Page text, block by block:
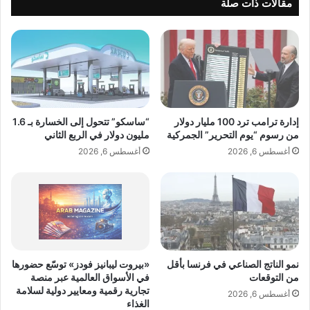
العرض لجهاز MacBook Pro الجديد من Apple.
وتؤكد الإشاعة أيضا التقارير السابقة أن شركة
Apple ستستخدم نفس تقنية العرض الترادفية
OLED في جهاز MacBook Pro كما تفعل في
جهاز iPad Pro. تشير الشائعات إلى أنها ستتمتع
(مترجمة من الكورية) “بأفضل جودة بين جميع
على الإطلاق.”
بالإضافة إلى شاشة OLED، ستحتوي أجهزة
Apple. وبحسب ما ورد سيحتويون أيضًا على أ
تصميم أرق وأخف وزنا من أجهزة MacBook Pro
ض
ت
ا
ل
د
م
ج
ب
ي
ش
ق
و
ق
س
د
ق
أ
و
س
ط
!
-
y
b
n
a
n
.
o
r
مقالات ذات صلة
إدارة ترامب ترد 100 مليار دولار
من رسوم “يوم التحرير” الجمركية
أغسطس 6, 2026
“ساسكو” تتحول إلى الخسارة بـ 1.6
مليون دولار في الربع الثاني
أغسطس 6, 2026
نمو الناتج الصناعي في فرنسا بأقل
من التوقعات
أغسطس 6, 2026
«بيروت ليبانيز فودز» توسّع حضورها
في الأسواق العالمية عبر منصة
تجارية رقمية ومعايير دولية لسلامة
الغذاء